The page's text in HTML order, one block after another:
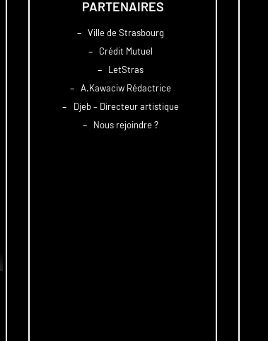
PARTENAIRES
– Ville de Strasbourg
– Crédit Mutuel
– LetStras
– A.Kawaciw Rédactrice
– Djeb – Directeur artistique
– Nous rejoindre ?